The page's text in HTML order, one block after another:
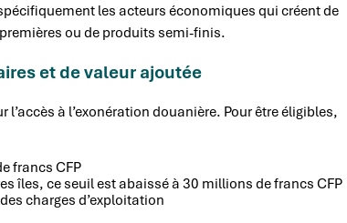
les acteurs économiques qui créent de
ou de produits semi-finis.
et de valeur ajoutée
à l’exonération douanière. Pour être éligibles,
francs CFP
îles, ce seuil est abaissé à 30 millions de francs CFP
charges d’exploitation